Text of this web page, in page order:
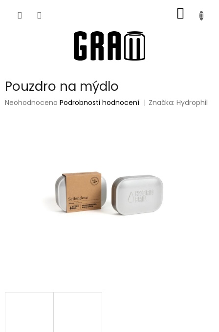
KOŠÍK
Pouzdro na mýdlo
Průměrné
Neohodnoceno Podrobnosti hodnocení Značka:Hydrophil